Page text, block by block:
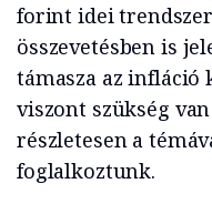
forint idei
összevetésben is
támasza az infláció
viszont szükség
részletesen a
foglalkoztunk.